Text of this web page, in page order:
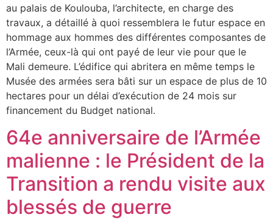
au palais de Koulouba, l’architecte, en charge des
travaux, a détaillé à quoi ressemblera le futur espace en
hommage aux hommes des différentes composantes de
l’Armée, ceux-là qui ont payé de leur vie pour que le
Mali demeure. L’édifice qui abritera en même temps le
Musée des armées sera bâti sur un espace de plus de 10
hectares pour un délai d’exécution de 24 mois sur
financement du Budget national.
64e anniversaire de l’Armée
malienne : le Président de la
Transition a rendu visite aux
blessés de guerre